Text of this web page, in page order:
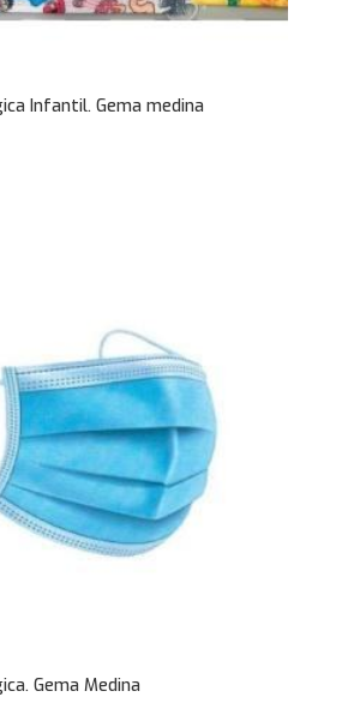
Infantil. Gema medina
Gema Medina